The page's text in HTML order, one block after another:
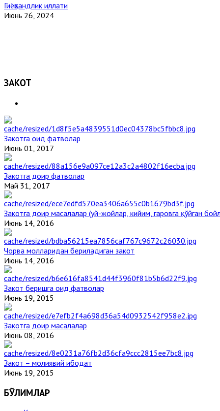
Гиёҳвандлик иллати
Июнь 26, 2024
ЗАКОТ
Закотга оид фатволар
Июнь 01, 2017
Закотга доир фатволар
Май 31, 2017
Закотга доир масалалар (уй-жойлар, кийим, гаровга қўйган
Июнь 14, 2016
Чорва молларидан бериладиган закот
Июнь 14, 2016
Закот беришга оид фатволар
Июнь 19, 2015
Закотга доир масалалар
Июнь 08, 2016
Закот – молиявий ибодат
Июнь 19, 2015
БЎЛИМЛАР